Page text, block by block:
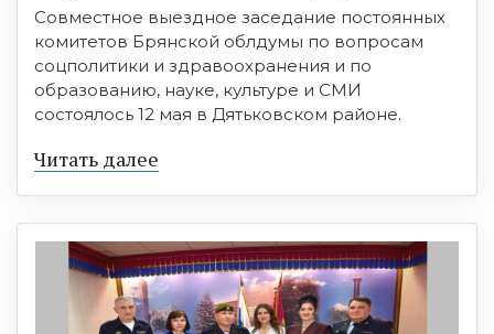
Совместное выездное заседание постоянных
комитетов Брянской облдумы по вопросам
соцполитики и здравоохранения и по
образованию, науке, культуре и СМИ
состоялось 12 мая в Дятьковском районе.
Читать далее